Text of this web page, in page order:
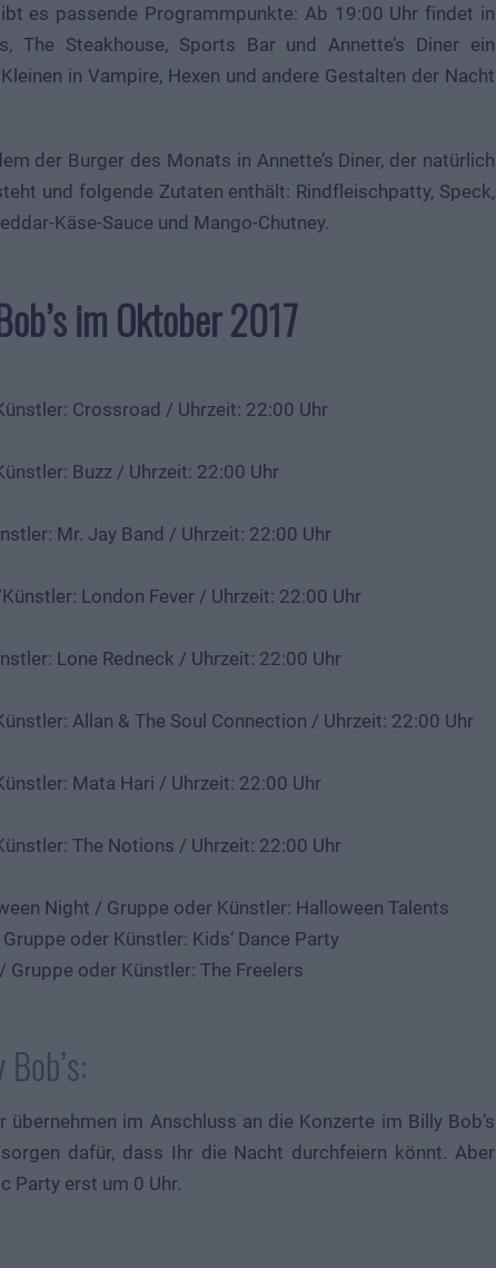
es passende Programmpunkte: Ab 19:00 Uhr findet in
The Steakhouse, Sports Bar und Annette’s Diner ein
in Vampire, Hexen und andere Gestalten der Nacht
der Burger des Monats in Annette’s Diner, der natürlich
und folgende Zutaten enthält: Rindfleischpatty, Speck,
Käse-Sauce und Mango-Chutney.
im Oktober 2017
Crossroad / Uhrzeit: 22:00 Uhr
Buzz / Uhrzeit: 22:00 Uhr
Mr. Jay Band / Uhrzeit: 22:00 Uhr
London Fever / Uhrzeit: 22:00 Uhr
Lone Redneck / Uhrzeit: 22:00 Uhr
Allan & The Soul Connection / Uhrzeit: 22:00 Uhr
Mata Hari / Uhrzeit: 22:00 Uhr
The Notions / Uhrzeit: 22:00 Uhr
Night / Gruppe oder Künstler: Halloween Talents
oder Künstler: Kids‘ Dance Party
oder Künstler: The Freelers
im Anschluss an die Konzerte im Billy Bob’s
dafür, dass Ihr die Nacht durchfeiern könnt. Aber
Party erst um 0 Uhr.